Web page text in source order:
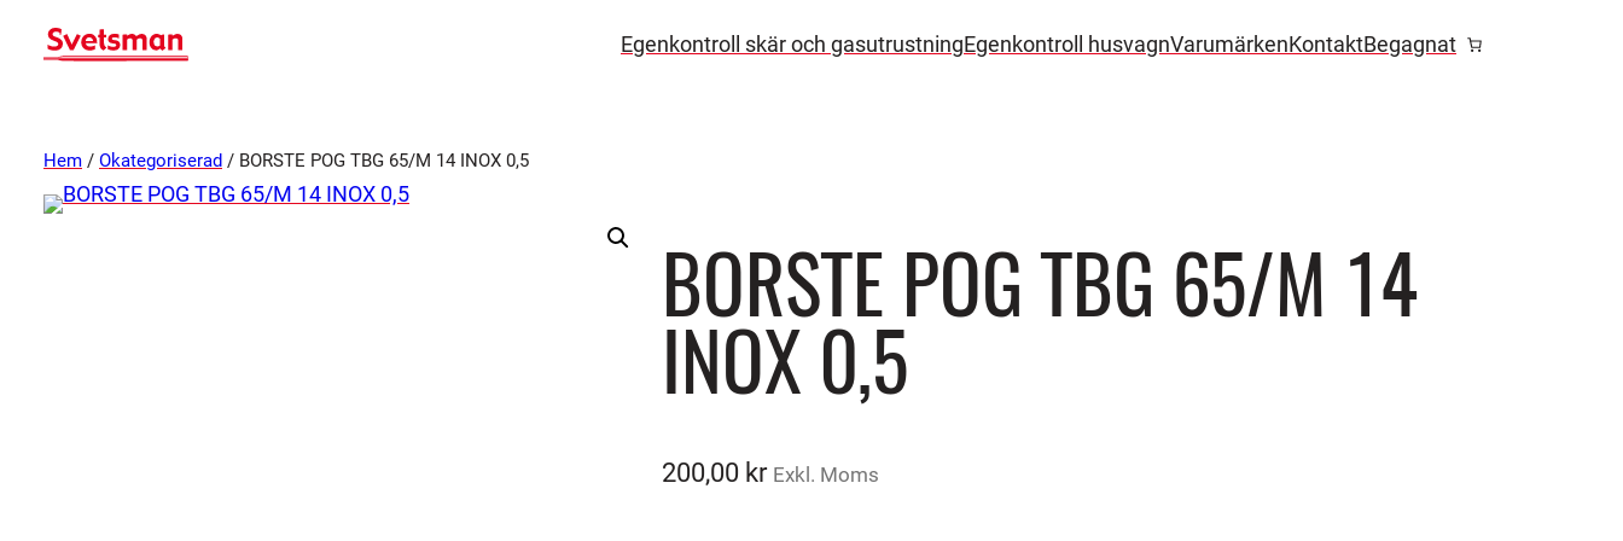
Egenkontroll skär och gasutrustningEgenkontroll husvagnVarumärkenKontaktBegagnat
Hem / Okategoriserad / BORSTE POG TBG 65/M 14 INOX 0,5
BORSTE POG TBG 65/M 14
INOX 0,5
200,00 kr Exkl. Moms